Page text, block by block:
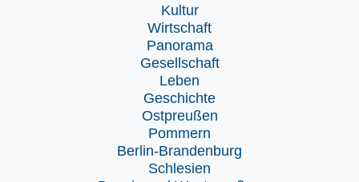
Kultur
Wirtschaft
Panorama
Gesellschaft
Leben
Geschichte
Ostpreußen
Pommern
Berlin-Brandenburg
Schlesien